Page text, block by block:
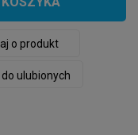
o produkt
do ulubionych